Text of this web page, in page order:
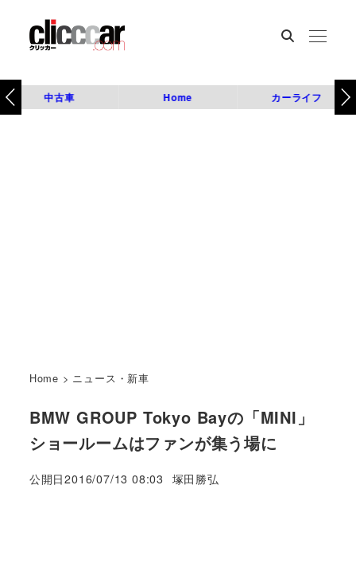
中古車 Home カーライフ
Home > ニュース・新車
BMW GROUP Tokyo Bayの「MINI」
ショールームはファンが集う場に
公開日2016/07/13 08:03
著
塚田勝弘